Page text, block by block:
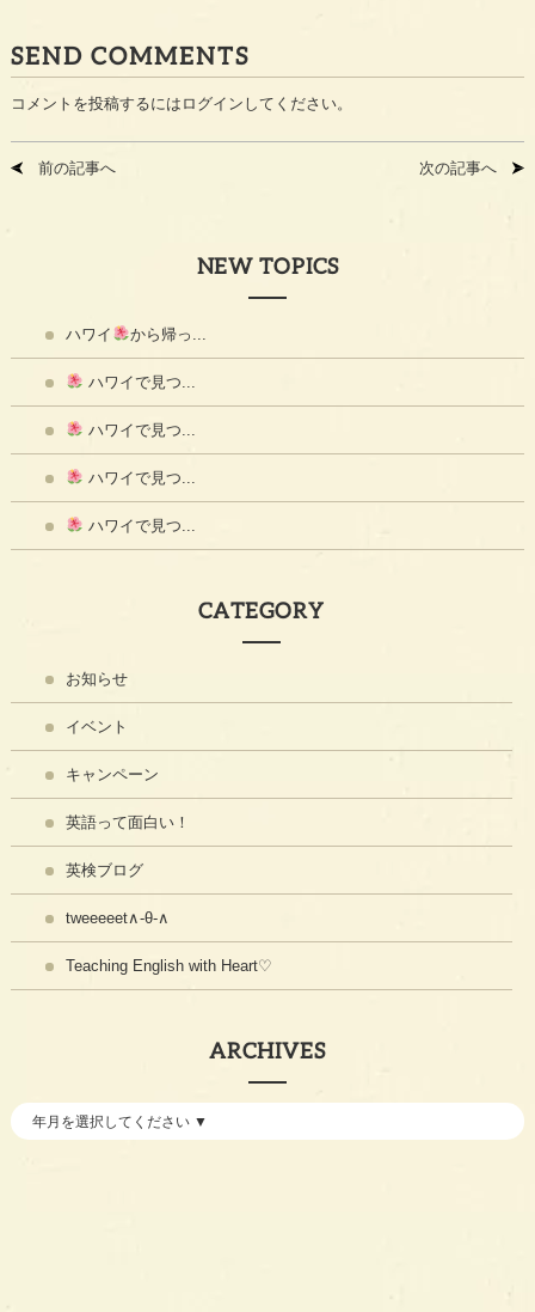
SEND COMMENTS
コメントを投稿するには ログイン してください。
前の記事へ 次の記事へ
NEW TOPICS
ハワイ から帰っ...
ハワイで見つ...
ハワイで見つ...
ハワイで見つ...
ハワイで見つ...
CATEGORY
お知らせ
イベント
キャンペーン
英語って面白い！
英検ブログ
tweeeeet∧-θ-∧
Teaching English with Heart♡
ARCHIVES